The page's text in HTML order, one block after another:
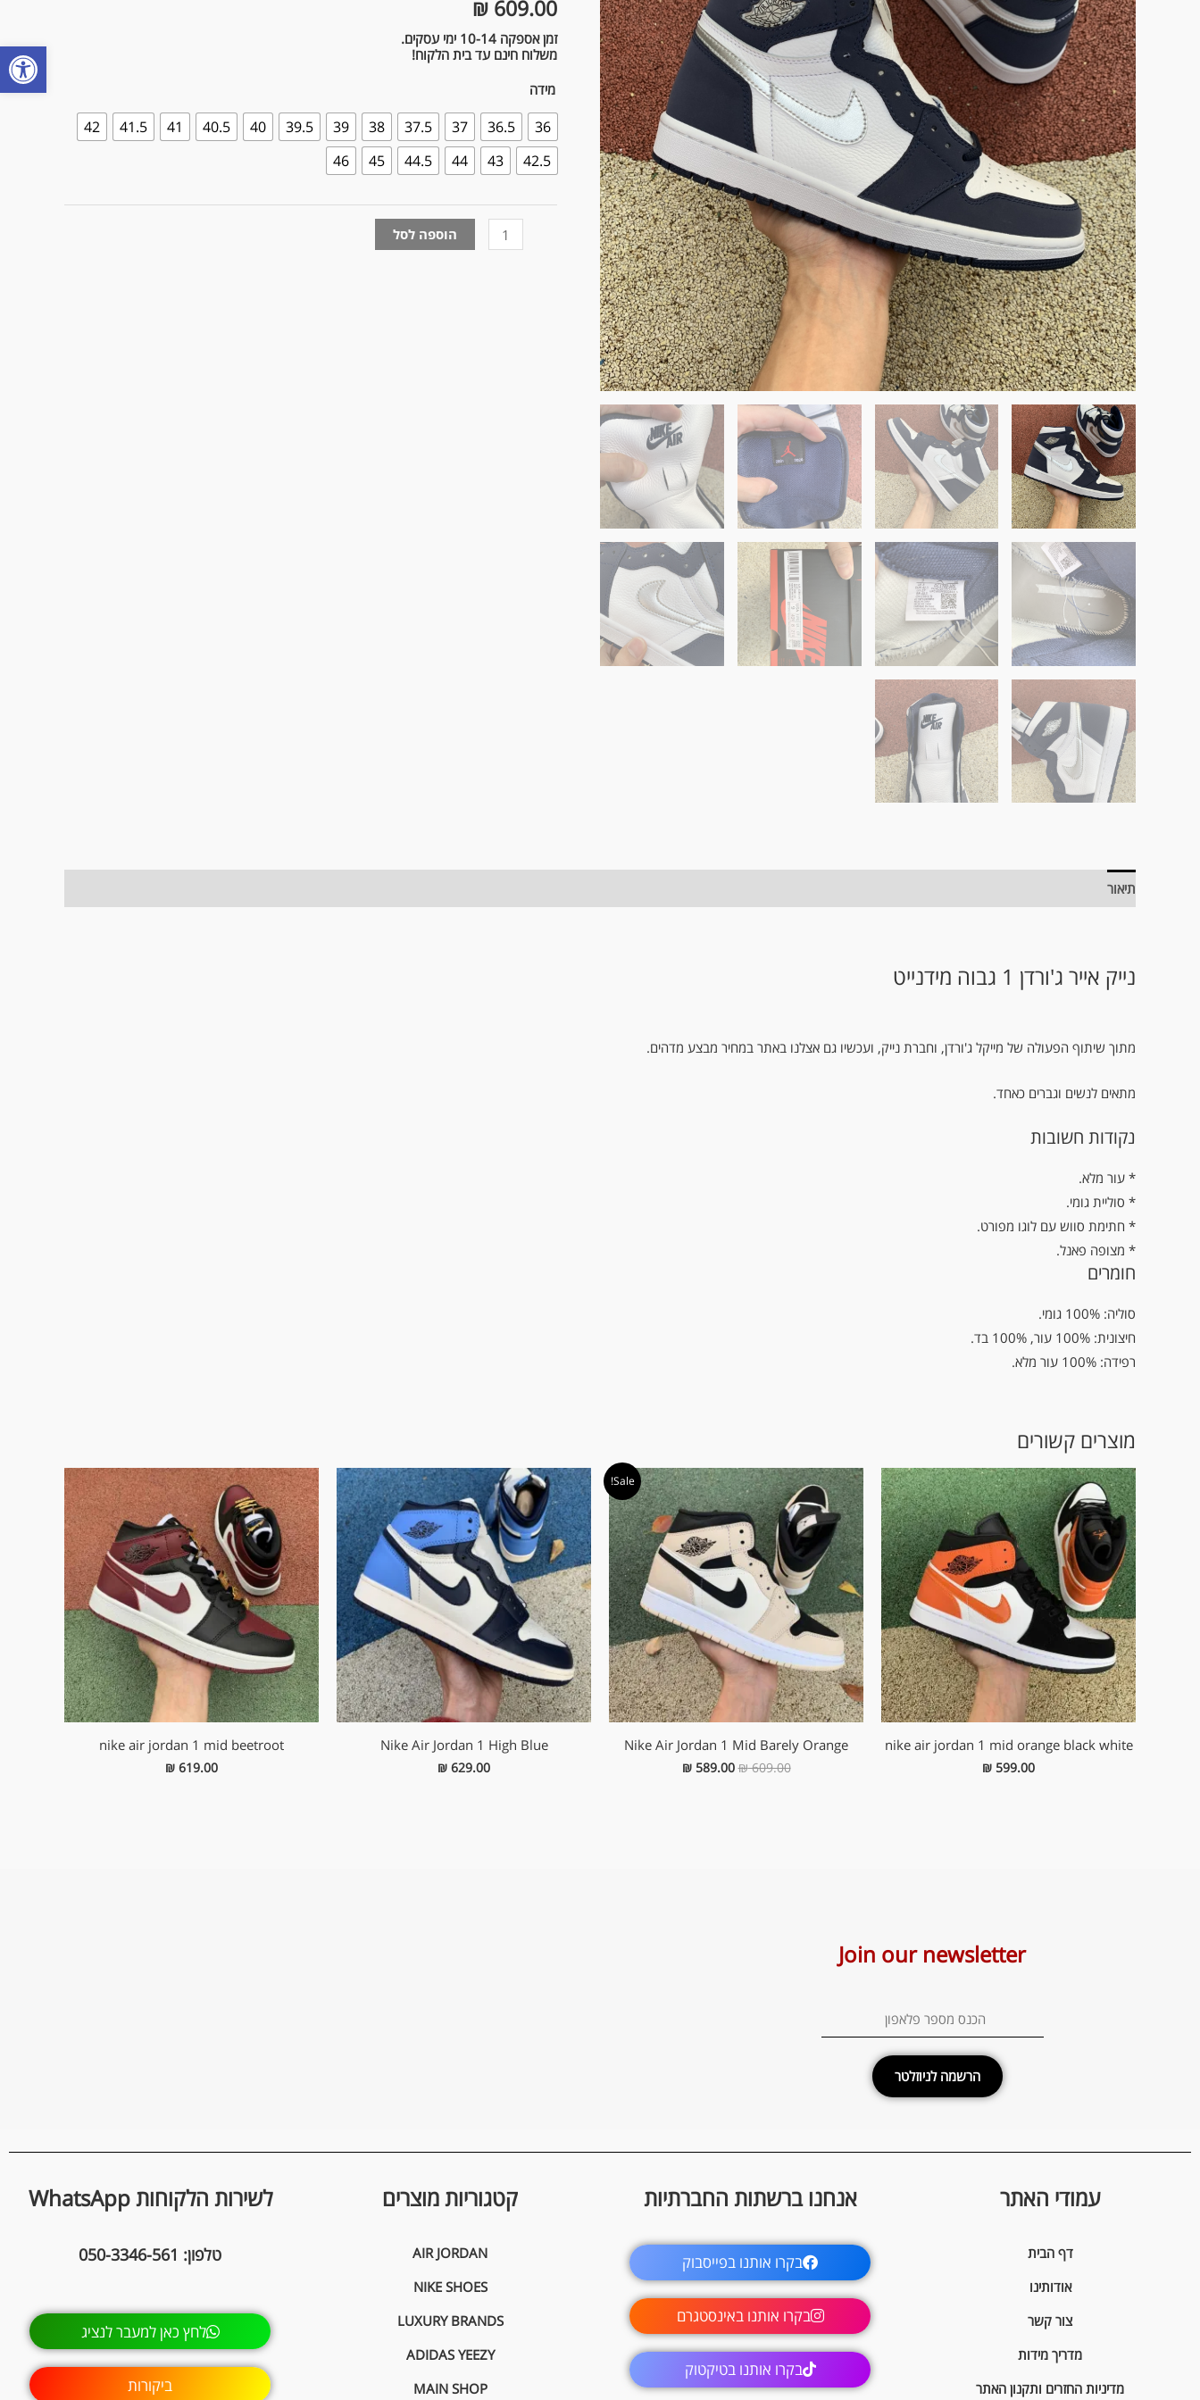
₪ 609.00
זמן אספקה 10-14 ימי עסקים.
משלוח חינם עד בית הלקוח!
מידה
36
36.5
37
37.5
38
39
39.5
40
40.5
41
41.5
42
42.5
43
44
44.5
45
46
Retro
High
Midnight
2020
הוספה לסל
תיאור
נייק אייר ג'ורדן 1 גבוה מידנייט
מתוך שיתוף הפעולה של מייקל ג'ורדן, וחברת נייק, ועכשיו גם אצלנו באתר במחיר מבצע מדהים.
מתאים לנשים וגברים כאחד.
נקודות חשובות
.עור מלא *
* סוליית גומי.
* חתימת סווש עם לוגו מפורט.
* מצופה פאנל.
חומרים
סוליה: 100% גומי.
חיצונית: 100% עור, 100% בד.
רפידה: 100% עור מלא.
מוצרים קשורים
nike air jordan 1 mid orange black white
₪ 599.00
Sale!
Nike Air Jordan 1 Mid Barely Orange
₪609.00
המחיר
המקורי
היה:
₪ 609.00.
₪589.00
המחיר
הנוכחי
הוא:
₪ 589.00.
Nike Air Jordan 1 High Blue
₪ 629.00
nike air jordan 1 mid beetroot
₪ 619.00
Join our newsletter
הרשמה לניוזלטר
עמודי האתר
דף הבית
אודותינו
צור קשר
מדריך מידות
מדיניות החזרים ותקנון האתר
אנחנו ברשתות החברתיות
בקרו אותנו בפייסבוק
בקרו אותנו באינסטגרם
בקרו אותנו בטיקטוק
קטגוריות מוצרים
AIR JORDAN
NIKE SHOES
LUXURY BRANDS
ADIDAS YEEZY
MAIN SHOP
לשירות הלקוחות WhatsApp
טלפון: 050-3346-561
לחץ כאן למעבר לנציג
ביקורות